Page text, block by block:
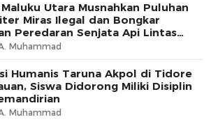
Utara Musnahkan Puluhan
Miras Ilegal dan Bongkar
Peredaran Senjata Api Lintas
Muhammad
Humanis Taruna Akpol di Tidore
Siswa Didorong Miliki Disiplin
Muhammad